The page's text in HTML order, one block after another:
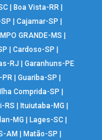
Boa Vista-RR
Cajamar-SP
GRANDE-MS
Cardoso-SP
RJ
Garanhuns-PE
PR| Guariba-SP
Ilha Comprida-SP
RS Ituiutaba-MG
MG Lages-SC|
AM Matão-SP